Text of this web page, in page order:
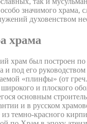
значимого храма,
духовенством
храма
храм был построен по
и под его
«плинфы» (от
широкого и плоского
основным
и в русском
темно-красного